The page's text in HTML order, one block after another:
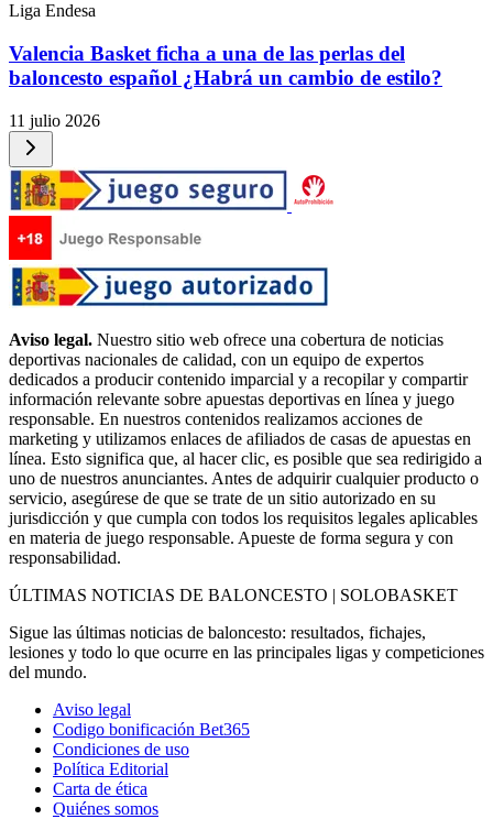
Liga Endesa
Valencia Basket ficha a una de las perlas del
baloncesto español ¿Habrá un cambio de estilo?
11 julio 2026
Aviso legal. Nuestro sitio web ofrece una cobertura de noticias
deportivas nacionales de calidad, con un equipo de expertos
dedicados a producir contenido imparcial y a recopilar y compartir
información relevante sobre apuestas deportivas en línea y juego
responsable. En nuestros contenidos realizamos acciones de
marketing y utilizamos enlaces de afiliados de casas de apuestas en
línea. Esto significa que, al hacer clic, es posible que sea redirigido a
uno de nuestros anunciantes. Antes de adquirir cualquier producto o
servicio, asegúrese de que se trate de un sitio autorizado en su
jurisdicción y que cumpla con todos los requisitos legales aplicables
en materia de juego responsable. Apueste de forma segura y con
responsabilidad.
ÚLTIMAS NOTICIAS DE BALONCESTO | SOLOBASKET
Sigue las últimas noticias de baloncesto: resultados, fichajes,
lesiones y todo lo que ocurre en las principales ligas y competiciones
del mundo.
Aviso legal
Codigo bonificación Bet365
Condiciones de uso
Política Editorial
Carta de ética
Quiénes somos